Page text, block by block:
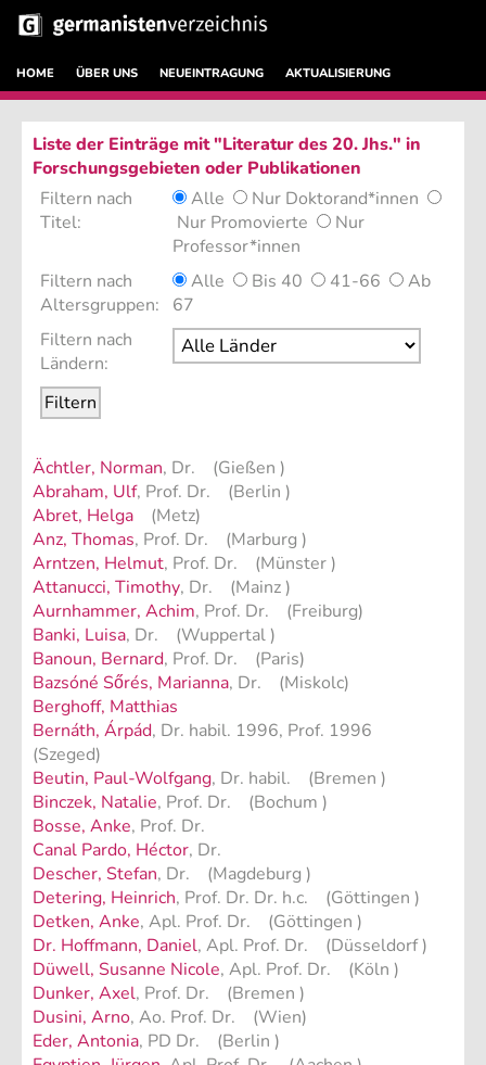
HOME ÜBER UNS NEUEINTRAGUNG AKTUALISIERUNG
Liste der Einträge mit "Literatur des 20. Jhs." in
Forschungsgebieten oder Publikationen
Filtern nach
Titel:
Alle
Nur Doktorand*innen
Nur Promovierte
Nur
Professor*innen
Filtern nach
Altersgruppen:
Alle Bis 40 41-66
Ab
67
Filtern nach
Ländern:
Ächtler, Norman, Dr. (Gießen )
Abraham, Ulf, Prof. Dr. (Berlin )
Abret, Helga (Metz)
Anz, Thomas, Prof. Dr. (Marburg )
Arntzen, Helmut, Prof. Dr. (Münster )
Attanucci, Timothy, Dr. (Mainz )
Aurnhammer, Achim, Prof. Dr. (Freiburg)
Banki, Luisa, Dr. (Wuppertal )
Banoun, Bernard, Prof. Dr. (Paris)
Bazsóné Sőrés, Marianna, Dr. (Miskolc)
Berghoff, Matthias
Bernáth, Árpád, Dr. habil. 1996, Prof. 1996
(Szeged)
Beutin, Paul-Wolfgang, Dr. habil. (Bremen )
Binczek, Natalie, Prof. Dr. (Bochum )
Bosse, Anke, Prof. Dr.
Canal Pardo, Héctor, Dr.
Descher, Stefan, Dr. (Magdeburg )
Detering, Heinrich, Prof. Dr. Dr. h.c. (Göttingen )
Detken, Anke, Apl. Prof. Dr. (Göttingen )
Dr. Hoffmann, Daniel, Apl. Prof. Dr. (Düsseldorf )
Düwell, Susanne Nicole, Apl. Prof. Dr. (Köln )
Dunker, Axel, Prof. Dr. (Bremen )
Dusini, Arno, Ao. Prof. Dr. (Wien)
Eder, Antonia, PD Dr. (Berlin )